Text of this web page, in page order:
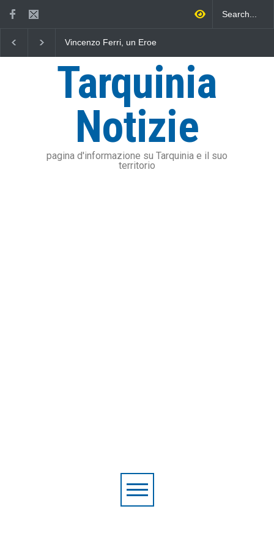
Vincenzo Ferri, un Eroe
Fratelli d'Italia critica
dell'addizionale IRPEF: "una
stangata per i cittadini"
Tarquinia
Notizie
pagina d'informazione su Tarquinia e il suo
territorio